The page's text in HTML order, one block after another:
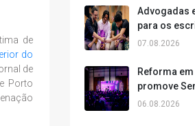
de
do
de
Porto
Advogadas
para os
07.08.2026
Reforma em
promove
Código Civil
06.08.2026